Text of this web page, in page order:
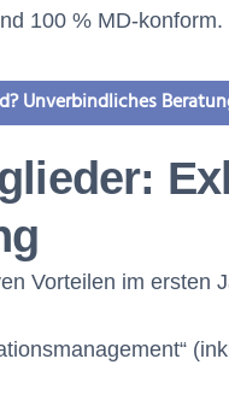
100 % MD-konform.
Unverbindliches
Vorteilen im ersten